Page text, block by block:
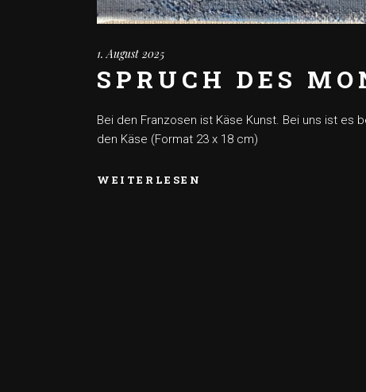
1. August 2025
SPRUCH DES
Bei den Franzosen ist Käse Kunst. Bei uns ist es
den Käse (Format 23 x 18 cm)
WEITERLESEN